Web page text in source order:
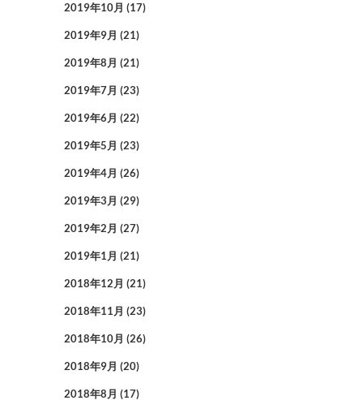
2019年10月 (17)
2019年9月 (21)
2019年8月 (21)
2019年7月 (23)
2019年6月 (22)
2019年5月 (23)
2019年4月 (26)
2019年3月 (29)
2019年2月 (27)
2019年1月 (21)
2018年12月 (21)
2018年11月 (23)
2018年10月 (26)
2018年9月 (20)
2018年8月 (17)